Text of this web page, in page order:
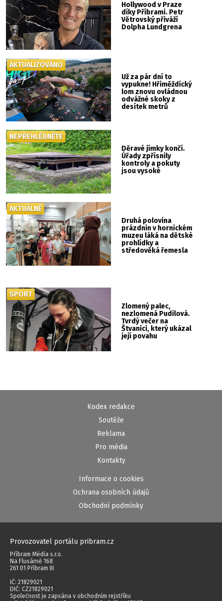
Hollywood v Praze
díky Příbrami. Petr
Větrovský přiváží
Dolpha Lundgrena
Už za pár dní to
vypukne! Hřiměždický
lom znovu ovládnou
odvážné skoky z
desítek metrů
AKTUALIZOVÁNO
Děravé jímky končí.
Úřady zpřísnily
kontroly a pokuty
jsou vysoké
NEPŘEHLÉDNĚTE
Druhá polovina
prázdnin v hornickém
muzeu láká na dětské
prohlídky a
středověká řemesla
AKTUÁLNĚ
Zlomený palec,
nezlomená Pudilová.
Tvrdý večer na
Štvanici, který ukázal
její povahu
SPORT
Kodex redakce
Soutěže
Reklama
Pro média
Kontakty
Informace o cookies
Ochrana osobních údajů
Obchodní podmínky
Provozovatel portálu pribram.cz
Příbram Média s.r.o.
Na Flusárně 168
261 01 Příbram III
IČ: 21829021
DIČ: CZ21829021
Společnost je zapsána v obchodním rejstříku